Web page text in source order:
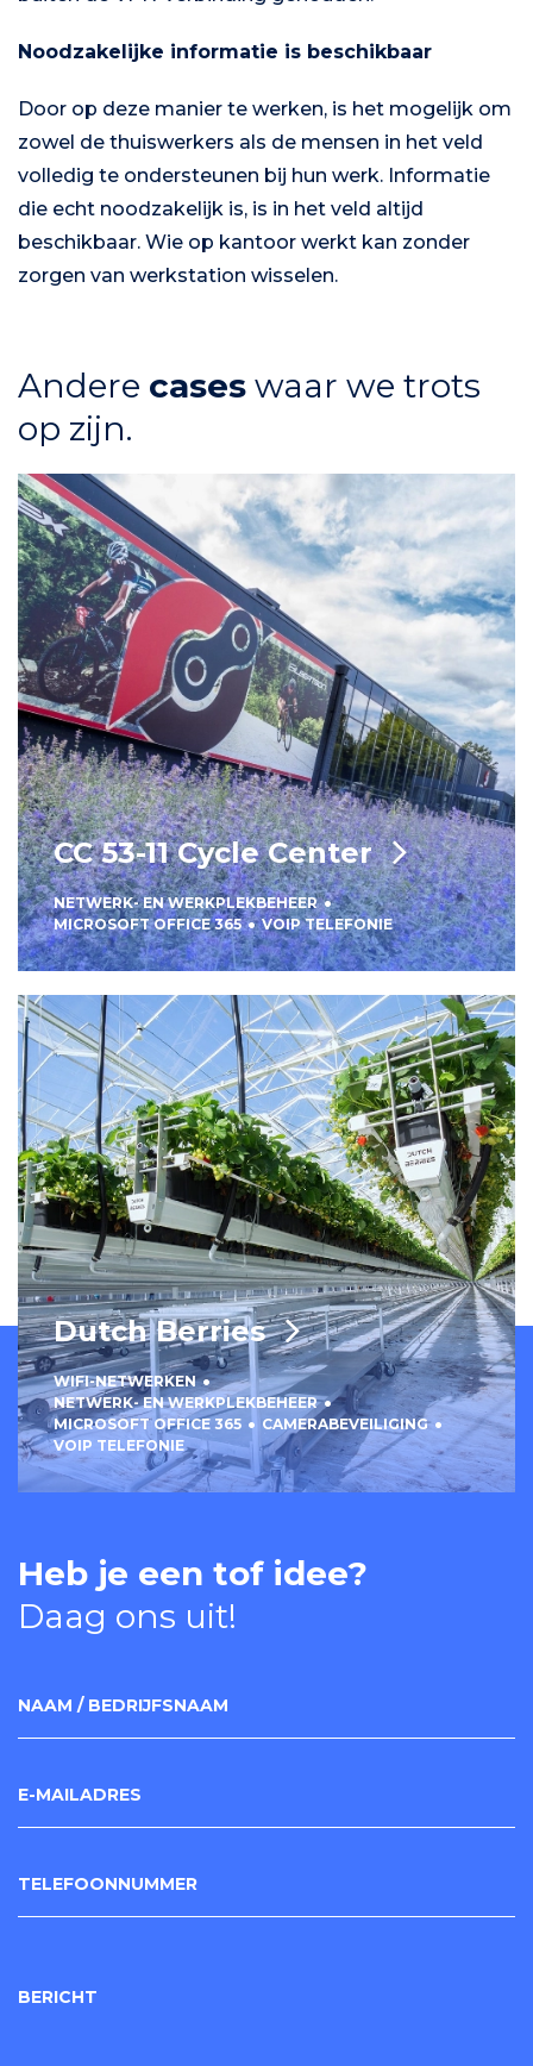
Noodzakelijke informatie is beschikbaar
Door op deze manier te werken, is het mogelijk om
zowel de thuiswerkers als de mensen in het veld
volledig te ondersteunen bij hun werk. Informatie
die echt noodzakelijk is, is in het veld altijd
beschikbaar. Wie op kantoor werkt kan zonder
zorgen van werkstation wisselen.
Andere cases waar we trots
op zijn.
CC 53-11 Cycle Center
NETWERK- EN WERKPLEKBEHEER
MICROSOFT OFFICE 365
VOIP TELEFONIE
Dutch Berries
WIFI-NETWERKEN
NETWERK- EN WERKPLEKBEHEER
MICROSOFT OFFICE 365
CAMERABEVEILIGING
VOIP TELEFONIE
Heb je een tof idee?
Daag ons uit!
NAAM / BEDRIJFSNAAM
E-MAILADRES
TELEFOONNUMMER
BERICHT